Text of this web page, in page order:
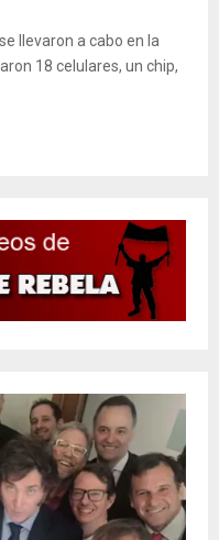
llevaron a cabo en la
18 celulares, un chip,